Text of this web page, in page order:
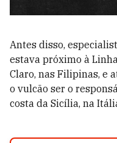
Antes disso,
estava próximo à
Claro, nas Filipinas, e
o vulcão ser o
costa da Sicília, na